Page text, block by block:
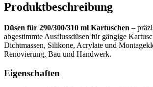
Produktbeschreibung
Düsen für 290/300/310 ml Kartuschen –
abgestimmte Ausflussdüsen für gängige
Dichtmassen, Silikone, Acrylate und
Renovierung, Bau und Handwerk.
Eigenschaften